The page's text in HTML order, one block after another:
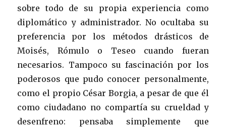
sobre todo de su propia experiencia como
diplomático y administrador. No ocultaba su
preferencia por los métodos drásticos de
Moisés, Rómulo o Teseo cuando fueran
necesarios. Tampoco su fascinación por los
poderosos que pudo conocer personalmente,
como el propio César Borgia, a pesar de que él
como ciudadano no compartía su crueldad y
desenfreno: pensaba simplemente que